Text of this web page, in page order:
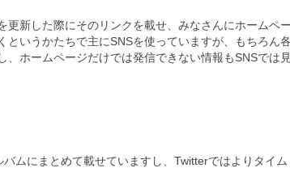
更新した際にそのリンクを載せ、みなさんにホームペ
というかたちで主にSNSを使っていますが、もちろん
、ホームページだけでは発信できない情報もSNSでは
ムにまとめて載せていますし、Twitterではよりタイ